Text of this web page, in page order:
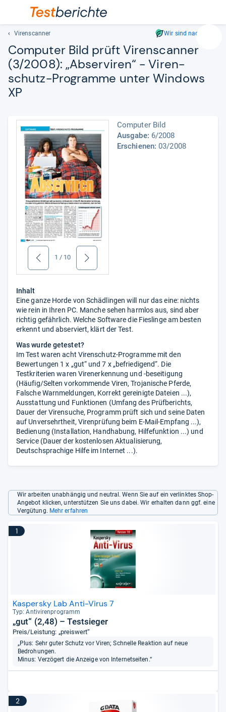
Geben
Virenscanner Wir sind nachhaltig
Com­pu­ter Bild prüft Virens­can­ner
(3/2008): „Abser­vi­ren“ -​ Viren­
schutz-​Pro­gramme unter Win­dows
XP
zurück 1 / 10 weiter
Computer Bild
Ausgabe: 6/2008
Erschienen: 03/2008
Inhalt
Eine ganze Horde von Schädlingen will nur das eine: nichts
wie rein in Ihren PC. Manche sehen harmlos aus, sind aber
richtig gefährlich. Welche Software die Fieslinge am besten
erkennt und abserviert, klärt der Test.
Was wurde getestet?
Im Test waren acht Virenschutz-Programme mit den
Bewertungen 1 x „gut“ und 7 x „befriedigend“. Die
Testkriterien waren Virenerkennung und -beseitigung
(Häufig/Selten vorkommende Viren, Trojanische Pferde,
Falsche Warnmeldungen, Korrekt gereinigte Dateien ...),
Ausstattung und Funktionen (Umfang des Prüfberichts,
Dauer der Virensuche, Programm prüft sich und seine Daten
auf Unversehrtheit, Virenprüfung beim E-Mail-Empfang ...),
Bedienung (Installation, Handhabung, Hilfefunktion ...) und
Service (Dauer der kostenlosen Aktualisierung,
Deutschsprachige Hilfe im Internet ...).
Wir arbeiten unabhängig und neutral. Wenn Sie auf ein verlinktes Shop-
Angebot klicken, unterstützen Sie uns dabei. Wir erhalten dann ggf. eine
Vergütung. Mehr erfahren
1
Kaspersky Lab Anti-Virus 7
Typ: Anti­vi­ren­pro­gramm
„gut“ (2,48) – Testsieger
Preis/Leistung: „preiswert“
„Plus: Sehr guter Schutz vor Viren; Schnelle Reaktion auf neue
Bedrohungen.
Minus: Verzögert die Anzeige von Internetseiten.“
2